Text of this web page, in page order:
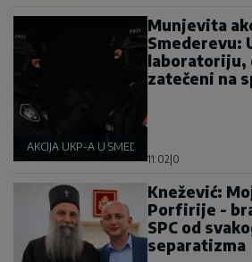
AKCIJA UKP-A U SMEDEREVU
Munjevita
Smederevu:
laboratoriju,
zatečeni na
11:02 0
Knežević:
Porfirije -
SPC od
separatizma